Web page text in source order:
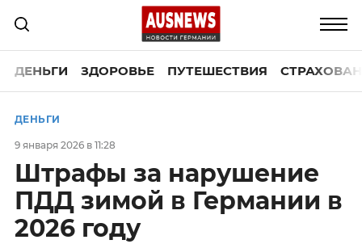
ДЕНЬГИ ЗДОРОВЬЕ ПУТЕШЕСТВИЯ
ДЕНЬГИ
9 января 2026 в 11:28
Штрафы за нарушение
ПДД зимой в Германии в
2026 году